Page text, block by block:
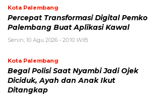
Kota Palembang
Percepat Transformasi Digital Pemko
Palembang Buat Aplikasi Kawal
Senin, 10 Agu 2026 - 20:10 WIB
Kota Palembang
Begal Polisi Saat Nyambi Jadi Ojek
Diciduk, Ayah dan Anak Ikut
Ditangkap